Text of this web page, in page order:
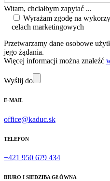
Witam, chciałbym zapytać ...
Wyrażam zgodę na
celach marketingowych
Przetwarzamy dane osobowe
jego żądania.
Więcej informacji można znaleźć
Wyślij do
E-MAIL
office@kaduc.sk
TELEFON
+421 950 679 434
BIURO I SIEDZIBA GŁÓWNA